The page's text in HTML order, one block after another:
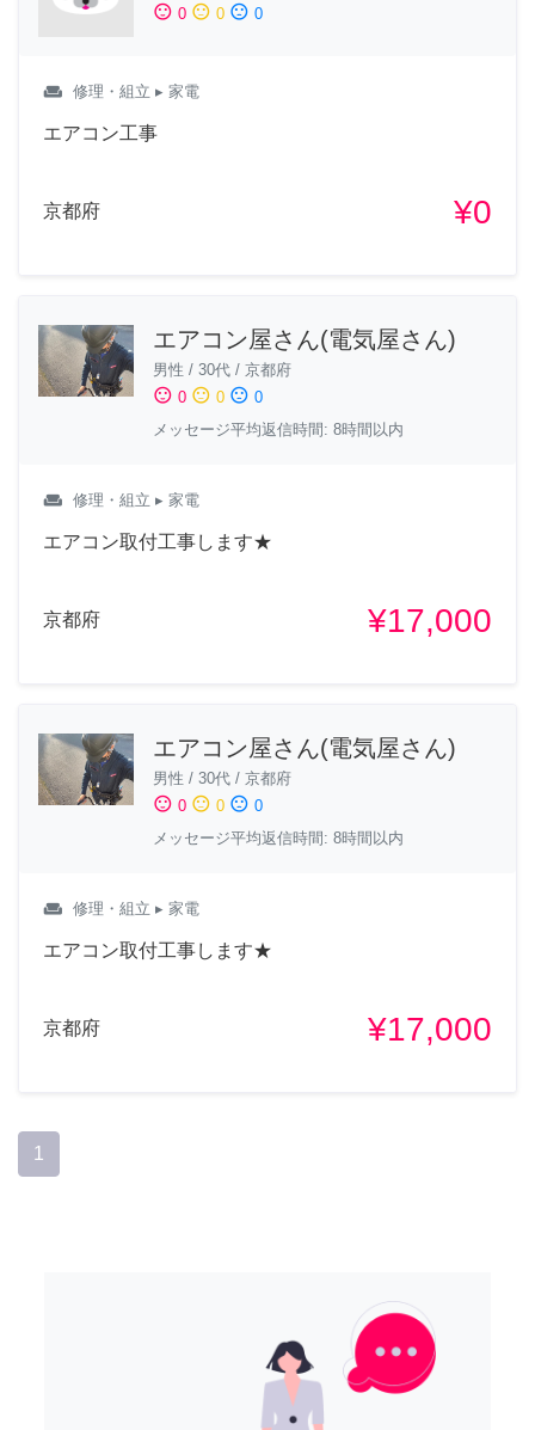
sentiment_satisfied 0 sentiment_neutral 0 sentiment_dissatisfied 0
weekend 修理・組立 ▸ 家電
エアコン工事
京都府 ¥0
エアコン屋さん(電気屋さん)
男性 / 30代 / 京都府
sentiment_satisfied 0 sentiment_neutral 0 sentiment_dissatisfied 0
メッセージ平均返信時間: 8時間以内
weekend 修理・組立 ▸ 家電
エアコン取付工事します★
京都府 ¥17,000
エアコン屋さん(電気屋さん)
男性 / 30代 / 京都府
sentiment_satisfied 0 sentiment_neutral 0 sentiment_dissatisfied 0
メッセージ平均返信時間: 8時間以内
weekend 修理・組立 ▸ 家電
エアコン取付工事します★
京都府 ¥17,000
1